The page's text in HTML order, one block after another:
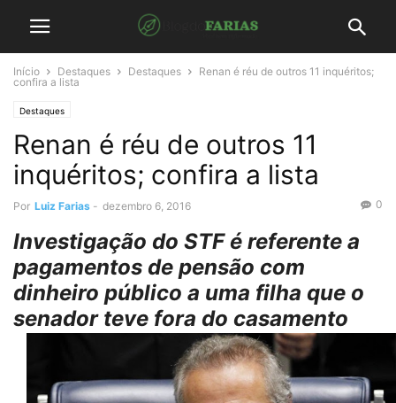
Início Destaques Destaques
Renan é réu de outros 11 inquéritos;
confira a lista
Destaques
Renan é réu de outros 11
inquéritos; confira a lista
Por Luiz Farias - dezembro 6, 2016 0
Investigação do STF é referente a
pagamentos de pensão com
dinheiro público a uma filha que o
senador teve fora do casamento